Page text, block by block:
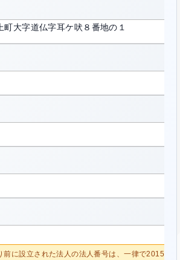
町大字道仏字耳ケ吠８番地の１
に設立された法人の法人番号は、一律で2015/10/